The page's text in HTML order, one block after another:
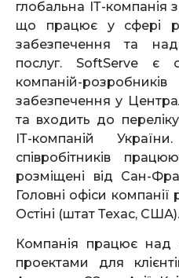
глобальна ІТ-компанія
що працює у сфері
забезпечення та
послуг. SoftServe є
компаній-
забезпечення у
та входить до
ІТ-компаній
співробітників
розміщені від Сан-
Головні офіси компанії
Остіні (штат Техас, США).
Компанія працює
проектами для